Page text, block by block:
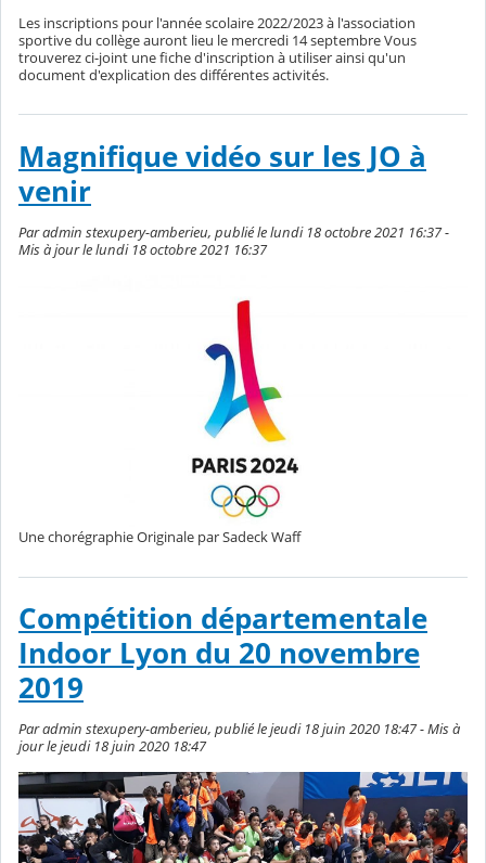
Les inscriptions pour l'année scolaire 2022/2023 à l'association
sportive du collège auront lieu le mercredi 14 septembre Vous
trouverez ci-joint une fiche d'inscription à utiliser ainsi qu'un
document d'explication des différentes activités.
Magnifique vidéo sur les JO à
venir
Par admin stexupery-amberieu, publié le lundi 18 octobre 2021 16:37 -
Mis à jour le lundi 18 octobre 2021 16:37
Une chorégraphie Originale par Sadeck Waff
Compétition départementale
Indoor Lyon du 20 novembre
2019
Par admin stexupery-amberieu, publié le jeudi 18 juin 2020 18:47 - Mis à
jour le jeudi 18 juin 2020 18:47